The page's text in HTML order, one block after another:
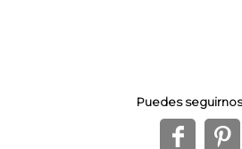
Puedes
f 1